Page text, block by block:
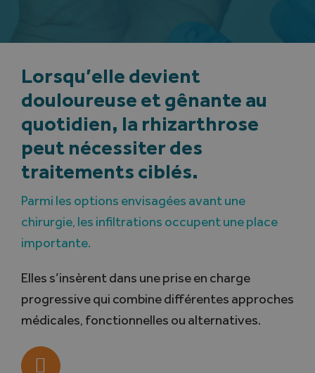
Search
for:
Français
Lorsqu’elle devient
douloureuse et gênante au
quotidien, la rhizarthrose
peut nécessiter des
traitements ciblés.
Parmi les options envisagées avant une
chirurgie, les infiltrations occupent une place
importante.
Elles s’insèrent dans une prise en charge
progressive qui combine différentes approches
médicales, fonctionnelles ou alternatives.